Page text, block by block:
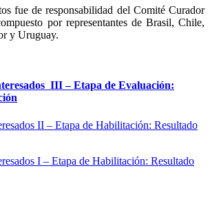
fue de responsabilidad del Comité Curador
por representantes de Brasil, Chile,
y Uruguay.
III – Etapa de Evaluación:
II – Etapa de Habilitación: Resultado
I – Etapa de Habilitación: Resultado